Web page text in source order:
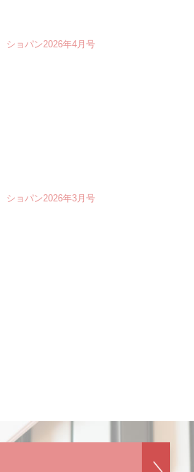
ショパン2026年4月号
ショパン2026年3月号